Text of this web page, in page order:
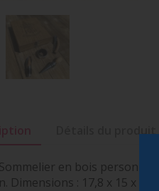
Détails du produit
en bois
Dimensions : 17,8 x 15 x 4 cm